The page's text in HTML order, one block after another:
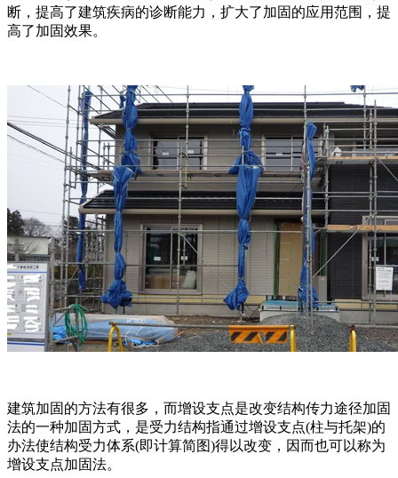
断，提高了建筑疾病的诊断能力，扩大了加固的应用范围，提
高了加固效果。
建筑加固的方法有很多，而增设支点是改变结构传力途径加固
法的一种加固方式，是受力结构指通过增设支点(柱与托架)的
办法使结构受力体系(即计算简图)得以改变，因而也可以称为
增设支点加固法。